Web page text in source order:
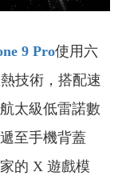
9 Pro使用六
技術，搭配速
太級低雷諾數
至手機背蓋
的 X 遊戲模